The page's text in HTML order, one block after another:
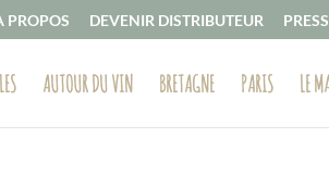
PROPOS DEVENIR DISTRIBUTEUR
AUTOUR DU VIN BRETAGNE PARIS LE